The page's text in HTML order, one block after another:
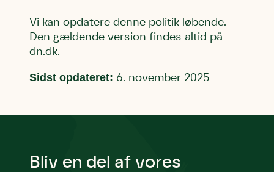
Vi kan opdatere denne politik løbende.
Den gældende version findes altid på
dn.dk.
Sidst opdateret: 6. november 2025
Bliv en del af vores